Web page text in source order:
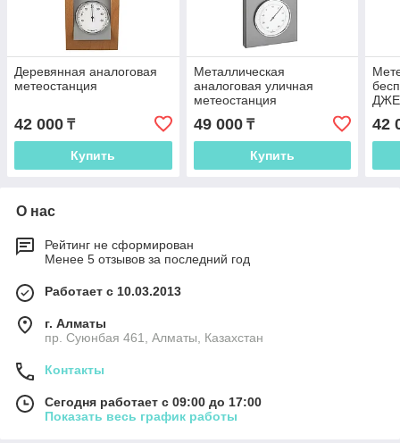
Деревянная аналоговая
метеостанция
42 000 ₸
Купить
Металлическая
аналоговая уличная
метеостанция
49 000₸
Купить
42
О нас
Рейтинг не сформирован
Менее 5 отзывов за последний год
Работает с 10.03.2013
г. Алматы
пр. Суюнбая 461, Алматы, Казахстан
Контакты
Сегодня работает с 09:00 до 17:00
Показать весь график работы